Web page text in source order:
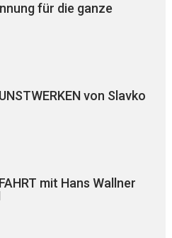
für die ganze
von Slavko
mit Hans Wallner